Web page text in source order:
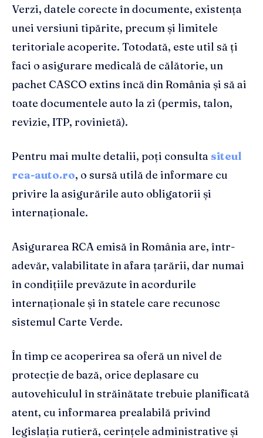
Verzi, datele corecte în documente, existența
unei versiuni tipărite, precum și limitele
teritoriale acoperite. Totodată, este util să ți
faci o asigurare medicală de călătorie, un
pachet CASCO extins încă din România și să ai
toate documentele auto la zi (permis, talon,
revizie, ITP, rovinietă).
Pentru mai multe detalii, poți consulta siteul
rca-auto.ro, o sursă utilă de informare cu
privire la asigurările auto obligatorii și
internaționale.
Asigurarea RCA emisă în România are, într-
adevăr, valabilitate în afara țarării, dar numai
în condițiile prevăzute în acordurile
internaționale și în statele care recunosc
sistemul Carte Verde.
În timp ce acoperirea sa oferă un nivel de
protecție de bază, orice deplasare cu
autovehiculul în străinătate trebuie planificată
atent, cu informarea prealabilă privind
legislația rutieră, cerințele administrative și